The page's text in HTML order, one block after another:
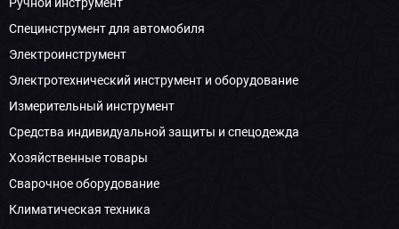
Специнструмент для автомобиля
Электроинструмент
Электротехнический инструмент и оборудование
Измерительный инструмент
Средства индивидуальной защиты и спецодежда
Хозяйственные товары
Сварочное оборудование
Климатическая техника